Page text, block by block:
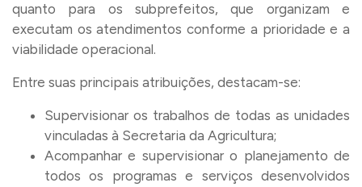
quanto para os subprefeitos, que organizam e
executam os atendimentos conforme a prioridade e a
viabilidade operacional.
Entre suas principais atribuições, destacam-se:
Supervisionar os trabalhos de todas as unidades
vinculadas à Secretaria da Agricultura;
Acompanhar e supervisionar o planejamento de
todos os programas e serviços desenvolvidos